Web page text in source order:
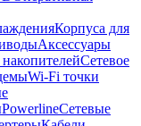
Корпуса для
Аксессуары
Сетевое
Wi-Fi точки
PowerlineСетевые